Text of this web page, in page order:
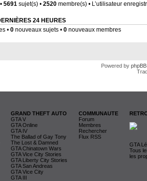
5691sujet(s) • 2520membre(s) • L’utilisateur
24 HEURES
• 0nouveaux sujets • 0nouveaux membres
Powered by phpBB
GRAND THEFT AUTO
GTA V
GTA Online
GTA IV
The Ballad of Gay Tony
The Lost & Damned
GTA Chinatown Wars
GTA Vice City Stories
GTA Liberty City Stories
GTA San Andreas
GTA Vice City
GTA III
COMMUNAUTE
Forum
Membres
Rechercher
Flux RSS
GTA
Tous
les